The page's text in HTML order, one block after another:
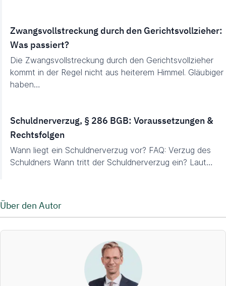
Zwangsvollstreckung durch den Gerichtsvollzieher:
Was passiert?
Die Zwangsvollstreckung durch den Gerichtsvollzieher
kommt in der Regel nicht aus heiterem Himmel. Gläubiger
haben…
Schuldnerverzug, § 286 BGB: Voraussetzungen &
Rechtsfolgen
Wann liegt ein Schuldnerverzug vor? FAQ: Verzug des
Schuldners Wann tritt der Schuldnerverzug ein? Laut…
Über den Autor